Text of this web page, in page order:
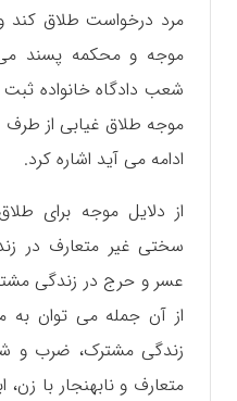
مرد درخواست طلاق کند
موجه و محکمه پسند می
شعب دادگاه خانواده ثبت
موجه طلاق غیابی از طرف
ادامه می آید اشاره کرد.
از دلایل موجه برای
سختی غیر متعارف در
عسر و حرج در زندگی
از آن جمله می توان به
زندگی مشترک، ضرب و
متعارف و نابهنجار با زن،